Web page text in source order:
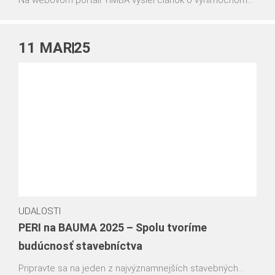
moderného developmentu ako dodávateľ debniacich
11 MAR25
UDALOSTI
PERI na BAUMA 2025 – Spolu tvoríme
budúcnosť stavebníctva
Pripravte sa na jeden z najvýznamnejších stavebných